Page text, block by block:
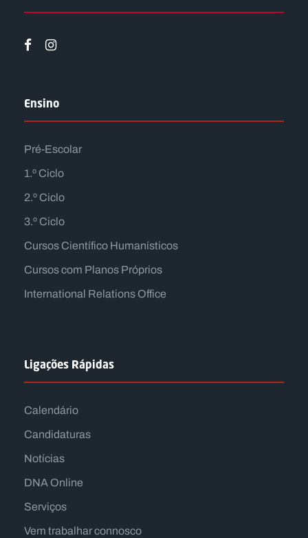
Ensino
Pré-Escolar
1.º Ciclo
2.º Ciclo
3.º Ciclo
Cursos Científico Humanísticos
Cursos com Planos Próprios
International Relations Office
Ligações Rápidas
Calendário
Candidaturas
Notícias
DNA Online
Serviços
Vem trabalhar connosco